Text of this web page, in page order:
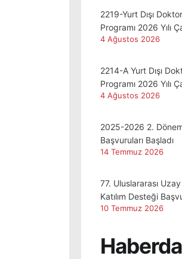
2219-Yurt Dışı
Programı 2026 Yılı
4 Ağustos 2026
2214-A Yurt Dışı
Programı 2026 Yılı
4 Ağustos 2026
2025-2026 2.
Başvuruları Başladı
14 Temmuz 2026
77. Uluslararası
Katılım Desteği
10 Temmuz 2026